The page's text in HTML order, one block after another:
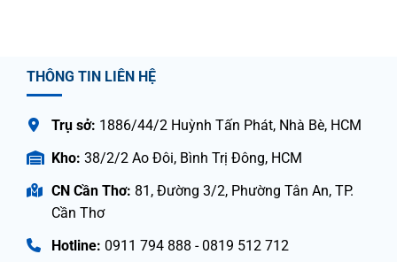
THÔNG TIN LIÊN HỆ
Trụ sở: 1886/44/2 Huỳnh Tấn Phát, Nhà Bè, HCM
Kho: 38/2/2 Ao Đôi, Bình Trị Đông, HCM
CN Cần Thơ: 81, Đường 3/2, Phường Tân An, TP.
Cần Thơ
Hotline: 0911 794 888 - 0819 512 712